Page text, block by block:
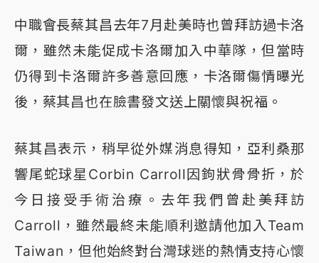
中職會長蔡其昌去年7月赴美時也曾拜訪過卡洛
爾，雖然未能促成卡洛爾加入中華隊，但當時
仍得到卡洛爾許多善意回應，卡洛爾傷情曝光
後，蔡其昌也在臉書發文送上關懷與祝福。
蔡其昌表示，稍早從外媒消息得知，亞利桑那
響尾蛇球星Corbin Carroll因鉤狀骨骨折，於
今日接受手術治療。去年我們曾赴美拜訪
Carroll，雖然最終未能順利邀請他加入Team
Taiwan，但他始終對台灣球迷的熱情支持心懷